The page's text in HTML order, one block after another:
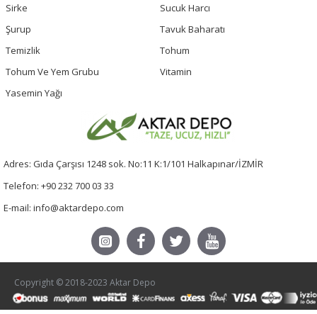
Sirke
Sucuk Harcı
Şurup
Tavuk Baharatı
Temizlik
Tohum
Tohum Ve Yem Grubu
Vitamin
Yasemin Yağı
Adres: Gıda Çarşısı 1248 sok. No:11 K:1/101 Halkapınar/İZMİR
Telefon: +90 232 700 03 33
E-mail: info@aktardepo.com
Copyright © 2018-2023 Aktar Depo